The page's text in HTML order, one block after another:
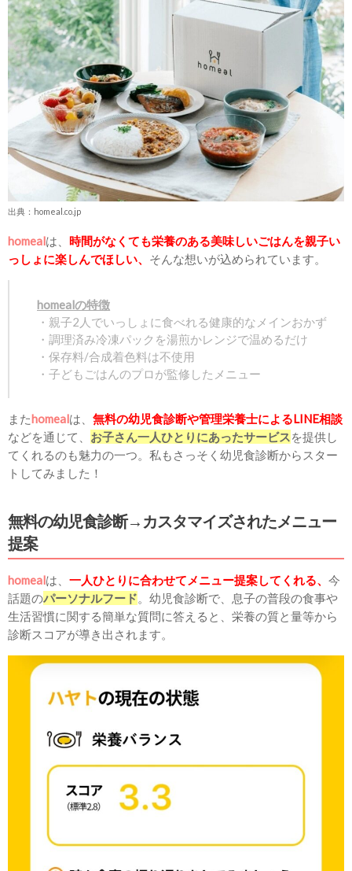
出典：homeal.co.jp
homealは、 時間がなくても栄養のある美味しいごはんを親子い
っしょに楽しんでほしい、 そんな想いが込められています。
homealの特徴
・親子2人でいっしょに食べれる健康的なメインおかず
・調理済み冷凍パックを湯煎かレンジで温めるだけ
・保存料/合成着色料は不使用
・子どもごはんのプロが監修したメニュー
またhomealは、 無料の幼児食診断や管理栄養士によるLINE相談
などを通じて、 お子さん一人ひとりにあったサービスを提供し
てくれるのも魅力の一つ。私もさっそく幼児食診断からスター
トしてみました！
無料の幼児食診断→カスタマイズされたメニュー
提案
homealは、 一人ひとりに合わせてメニュー提案してくれる、 今
話題のパーソナルフード。幼児食診断で、 息子の普段の食事や
生活習慣に関する簡単な質問に答えると、栄養の質と量等から
診断スコアが導き出 されます。